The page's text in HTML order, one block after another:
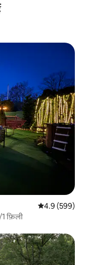
औसत रेटिंग 5 में
4.9 (599)
फ़िली